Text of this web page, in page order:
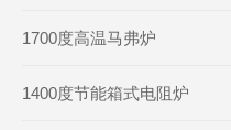
1700度高温马弗炉
1400度节能箱式电阻炉